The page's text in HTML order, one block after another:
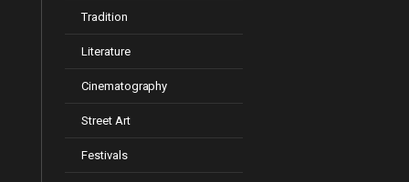
Tradition
Literature
Cinematography
Street Art
Festivals